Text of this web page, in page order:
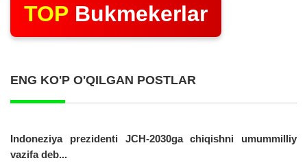
TOP Bukmekerlar
ENG KO'P O'QILGAN POSTLAR
Indoneziya prezidenti JCH-2030ga chiqishni umummilliy
vazifa deb...